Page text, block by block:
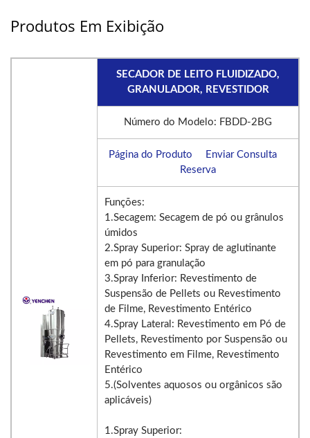
Produtos Em Exibição
SECADOR DE LEITO FLUIDIZADO,
GRANULADOR, REVESTIDOR
Número do Modelo: FBDD-2BG
Página do Produto
Enviar Consulta
Reserva
Funções:
1.Secagem: Secagem de pó ou grânulos
úmidos
2.Spray Superior: Spray de aglutinante
em pó para granulação
3.Spray Inferior: Revestimento de
Suspensão de Pellets ou Revestimento
de Filme, Revestimento Entérico
4.Spray Lateral: Revestimento em Pó de
Pellets, Revestimento por Suspensão ou
Revestimento em Filme, Revestimento
Entérico
5.(Solventes aquosos ou orgânicos são
aplicáveis)
1.Spray Superior: